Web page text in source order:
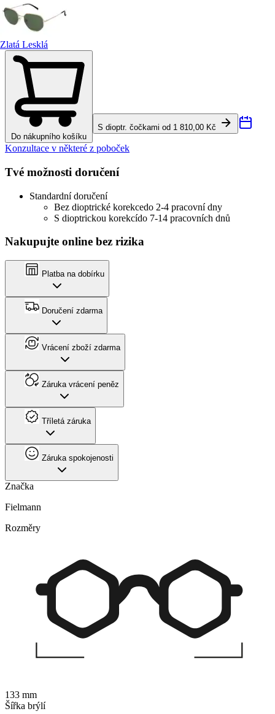
Zlatá Lesklá
Do nákupního košíku
S dioptr. čočkami od 1 810,00 Kč
Konzultace v některé z poboček
Tvé možnosti doručení
Standardní doručení
Bez dioptrické korekcedo 2-4 pracovní dny
S dioptrickou korekcído 7-14 pracovních dnů
Nakupujte online bez rizika
Platba na dobírku
Doručení zdarma
Vrácení zboží zdarma
Záruka vrácení peněz
Tříletá záruka
Záruka spokojenosti
Značka
Fielmann
Rozměry
133 mm
Šířka brýlí